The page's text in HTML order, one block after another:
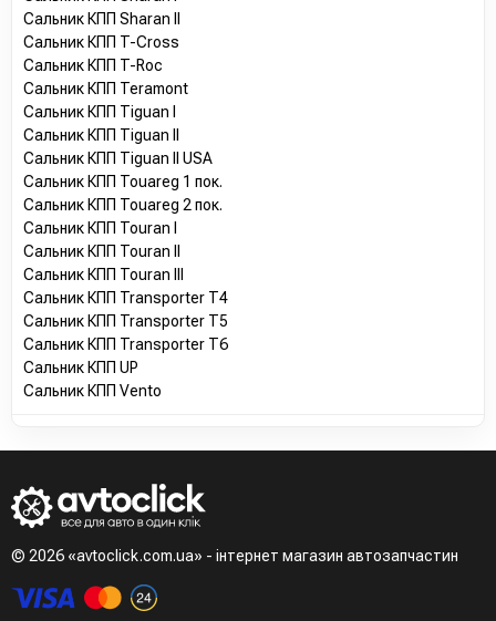
Сальник КПП Sharan II
Сальник КПП T-Cross
Сальник КПП T-Roc
Сальник КПП Teramont
Сальник КПП Tiguan I
Сальник КПП Tiguan II
Сальник КПП Tiguan II USA
Сальник КПП Touareg 1 пок.
Сальник КПП Touareg 2 пок.
Сальник КПП Touran I
Сальник КПП Touran II
Сальник КПП Touran III
Сальник КПП Transporter T4
Сальник КПП Transporter T5
Сальник КПП Transporter T6
Сальник КПП UP
Сальник КПП Vento
© 2026 «avtoclick.com.ua» - інтернет магазин автозапчастин